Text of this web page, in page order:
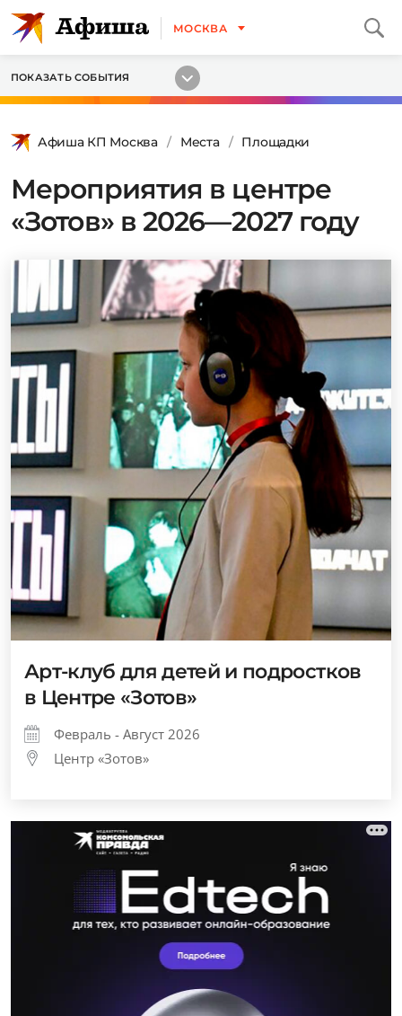
МОСКВА
ПОКАЗАТЬ СОБЫТИЯ
Афиша КП Москва Места Площадки
Мероприятия в центре
«Зотов» в 2026—2027 году
Арт-клуб для детей и подростков
в Центре «Зотов»
Февраль - Август 2026
Центр «Зотов»